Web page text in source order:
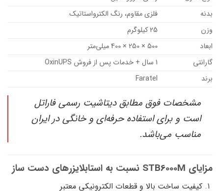
بدنه
فلزی مقاوم، رنگ الکترواستاتیک
وزن
25 کیلوگرم
ابعاد
500 × 250 × 400 میلی‌متر
گارانتی
1 سال + خدمات پس از فروش OxinUPS
برند
Faratel
مشخصات فوق مطابق دیتاشیت رسمی فاراتل
است و برای استفاده حرفه‌ای و خانگی در ایران
مناسب می‌باشد.
مزایای STB6000M نسبت به استابلایزرهای دست ساز
کیفیت ساخت بالا و قطعات الکترونیکی معتبر